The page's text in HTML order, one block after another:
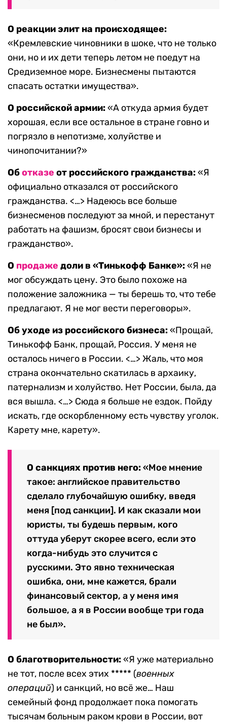
О реакции элит на происходящее:
«Кремлевские чиновники в шоке, что не только
они, но и их дети теперь летом не поедут на
Средиземное море. Бизнесмены пытаются
спасать остатки имущества».
О российской армии:«А откуда армия будет
хорошая, если все остальное в стране говно и
погрязло в непотизме, холуйстве и
чинопочитании?»
Оботказе от российского гражданства:«Я
официально отказался от российского
гражданства. <…> Надеюсь все больше
бизнесменов последуют за мной, и перестанут
работать на фашизм, бросят свои бизнесы и
гражданство».
О продаже доли в «Тинькофф Банке»:«Я не
мог обсуждать цену. Это было похоже на
положение заложника — ты берешь то, что тебе
предлагают. Я не мог вести переговоры».
Об уходе из российского бизнеса:«Прощай,
Тинькофф Банк, прощай, Россия. У меня не
осталось ничего в России. <…> Жаль, что моя
страна окончательно скатилась в архаику,
патернализм и холуйство. Нет России, была, да
вся вышла. <…> Сюда я больше не ездок. Пойду
искать, где оскорбленному есть чувству уголок.
Карету мне, карету».
О санкциях против него:«Мое мнение
такое: английское правительство
сделало глубочайшую ошибку, введя
меня [под санкции]. И как сказали мои
юристы, ты будешь первым, кого
оттуда уберут скорее всего, если это
когда-нибудь это случится с
русскими. Это явно техническая
ошибка, они, мне кажется, брали
финансовый сектор, а у меня имя
большое, а я в России вообще три года
не был».
О благотворительности:«Я уже материально
не тот, после всех этих ***** (военных
операций) и санкций, но всё же… Наш
семейный фонд продолжает пока помогать
тысячам больным раком крови в России, вот